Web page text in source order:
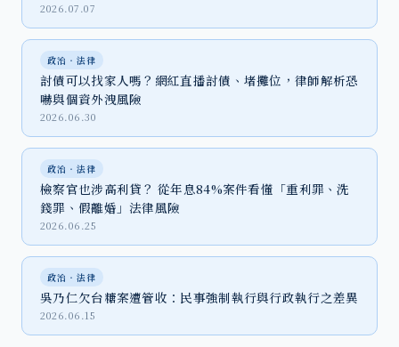
2026.07.07
政治‧法律
討債可以找家人嗎？網紅直播討債、堵攤位，律師解析恐
嚇與個資外洩風險
2026.06.30
政治‧法律
檢察官也涉高利貸？ 從年息84%案件看懂「重利罪、洗
錢罪、假離婚」法律風險
2026.06.25
政治‧法律
吳乃仁欠台糖案遭管收：民事強制執行與行政執行之差異
2026.06.15